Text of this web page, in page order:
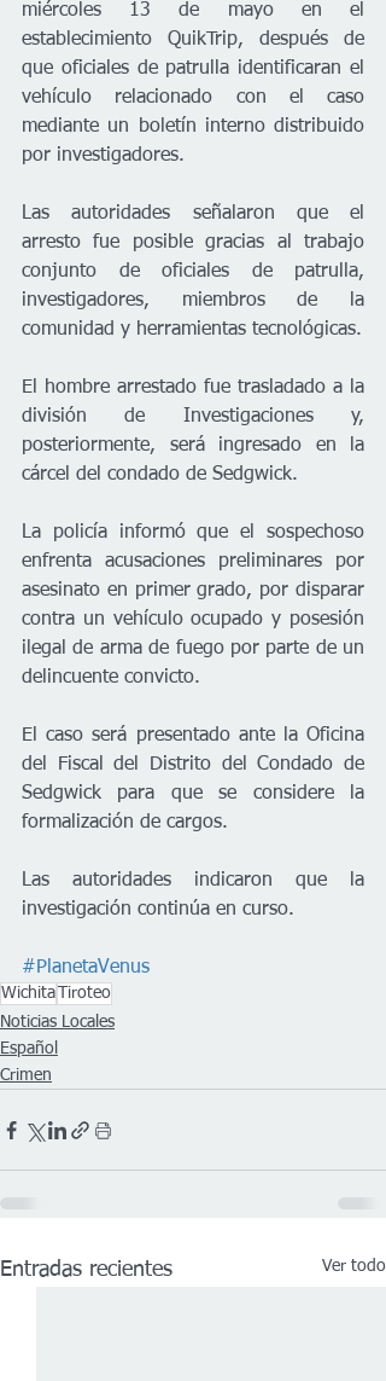
miércoles 13 de mayo en el
establecimiento QuikTrip, después de
que oficiales de patrulla identificaran el
vehículo relacionado con el caso
mediante un boletín interno distribuido
por investigadores.
Las autoridades señalaron que el
arresto fue posible gracias al trabajo
conjunto de oficiales de patrulla,
investigadores, miembros de la
El hombre arrestado fue trasladado a la
división de Investigaciones y,
posteriormente, será ingresado en la
cárcel del condado de Sedgwick.
La policía informó que el sospechoso
enfrenta acusaciones preliminares por
asesinato en primer grado, por disparar
contra un vehículo ocupado y posesión
ilegal de arma de fuego por parte de un
delincuente convicto.
El caso será presentado ante la Oficina
del Fiscal del Distrito del Condado de
Sedgwick para que se considere la
formalización de cargos.
Las autoridades indicaron que la
investigación continúa en curso.
#PlanetaVenus
Wichita
Tiroteo
Noticias Locales
Español
Crimen
Entradas recientes Ver todo